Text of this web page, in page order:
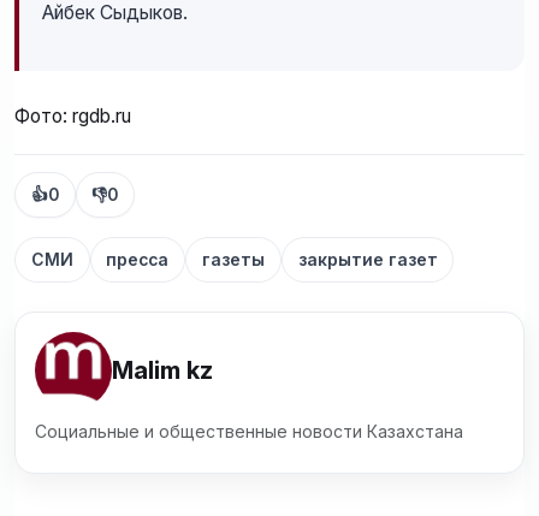
Айбек Сыдыков.
Фото: rgdb.ru
👍0 👎0
СМИ пресса газеты закрытие газет
Malim kz
Социальные и общественные новости Казахстана